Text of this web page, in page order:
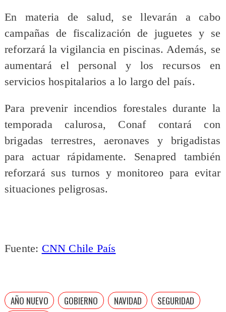
En materia de salud, se llevarán a cabo
campañas de fiscalización de juguetes y se
reforzará la vigilancia en piscinas. Además, se
aumentará el personal y los recursos en
servicios hospitalarios a lo largo del país.
Para prevenir incendios forestales durante la
temporada calurosa, Conaf contará con
brigadas terrestres, aeronaves y brigadistas
para actuar rápidamente. Senapred también
reforzará sus turnos y monitoreo para evitar
situaciones peligrosas.
Fuente: CNN Chile País
AÑO NUEVO GOBIERNO NAVIDAD
SEGURIDAD